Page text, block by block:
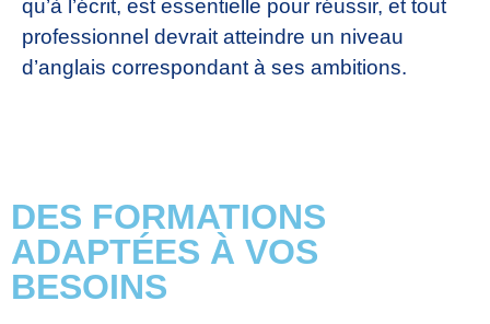
qu’à l’écrit, est essentielle pour réussir, et tout
professionnel devrait atteindre un niveau
d’anglais correspondant à ses ambitions.
DES FORMATIONS
ADAPTÉES À VOS
BESOINS